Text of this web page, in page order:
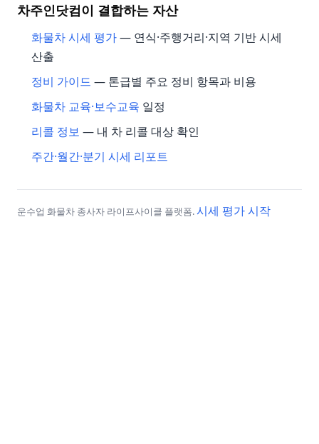
차주인닷컴이 결합하는 자산
화물차 시세 평가— 연식·주행거리·지역 기반 시세
산출
정비 가이드 — 톤급별 주요 정비 항목과 비용
화물차 교육·보수교육 일정
리콜 정보 — 내 차 리콜 대상 확인
주간·월간·분기 시세 리포트
운수업 화물차 종사자 라이프사이클 플랫폼.시세 평가 시작